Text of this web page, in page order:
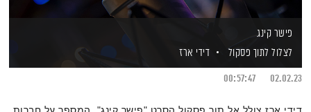
פישר קינג
לצלול לתוך פסקול
דידי ארז
02.02.23
00:57:47